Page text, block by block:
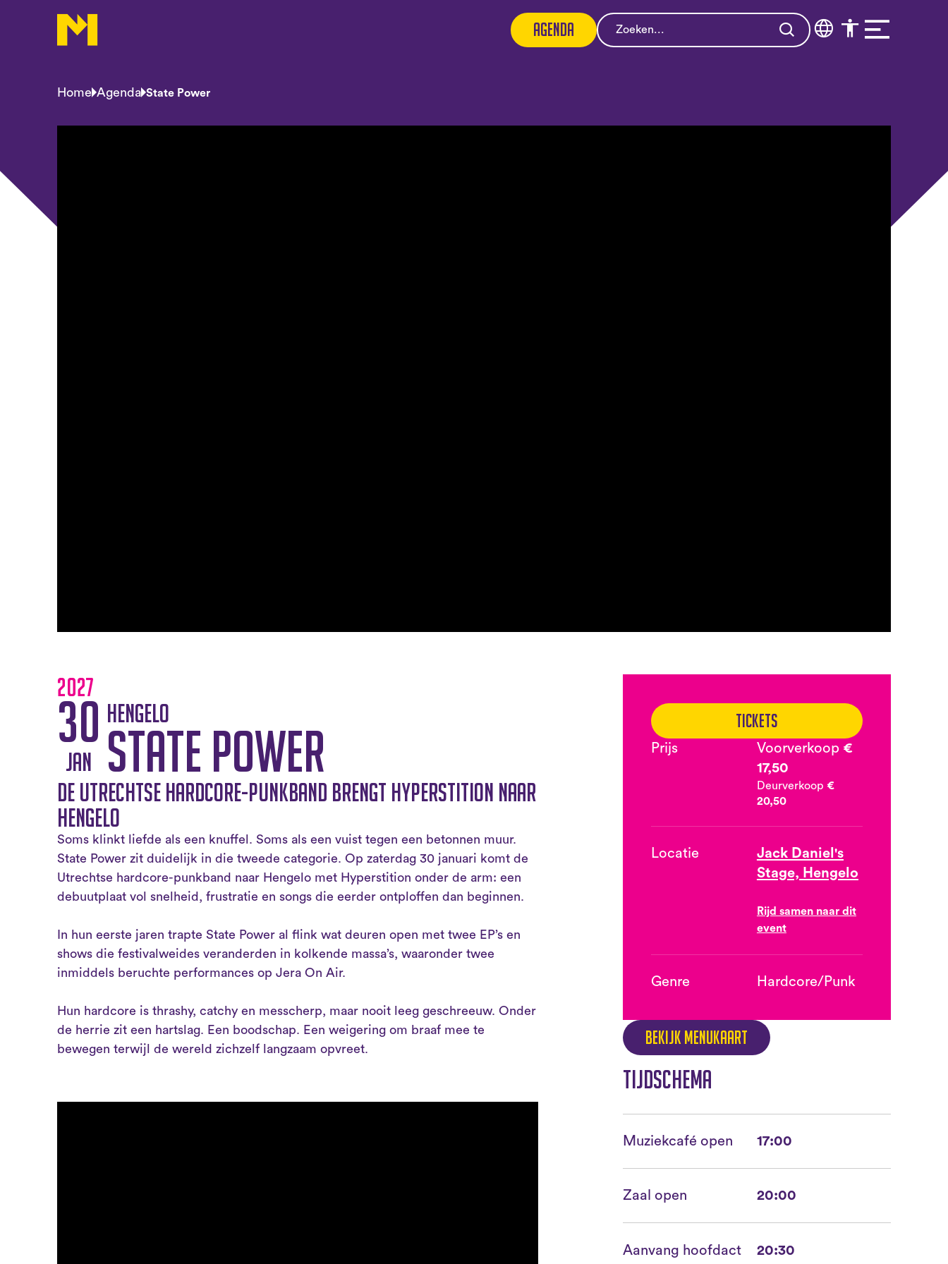
Agenda
Home Agenda State Power
2027
30
jan
Hengelo
State Power
De Utrechtse hardcore-punkband brengt Hyperstition naar
Hengelo
Soms klinkt liefde als een knuffel. Soms als een vuist tegen een betonnen muur.
State Power zit duidelijk in die tweede categorie. Op zaterdag 30 januari komt de
Utrechtse hardcore-punkband naar Hengelo met Hyperstition onder de arm: een
debuutplaat vol snelheid, frustratie en songs die eerder ontploffen dan beginnen.
In hun eerste jaren trapte State Power al flink wat deuren open met twee EP’s en
shows die festivalweides veranderden in kolkende massa’s, waaronder twee
inmiddels beruchte performances op Jera On Air.
Hun hardcore is thrashy, catchy en messcherp, maar nooit leeg geschreeuw. Onder
de herrie zit een hartslag. Een boodschap. Een weigering om braaf mee te
bewegen terwijl de wereld zichzelf langzaam opvreet.
Tickets
Prijs Voorverkoop €
17,50
Deurverkoop €
20,50
Locatie
Jack Daniel's
Stage, Hengelo
Rijd samen naar dit
event
Genre Hardcore/Punk
Bekijk menukaart
Tijdschema
Muziekcafé open 17:00
Zaal open 20:00
Aanvang hoofdact 20:30